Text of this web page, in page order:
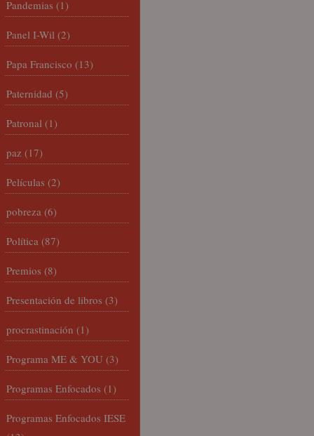
Pandemias (1)
Panel I-Wil (2)
Papa Francisco (13)
Paternidad (5)
Patronal (1)
paz (17)
Películas (2)
pobreza (6)
Política (87)
Premios (8)
Presentación de libros (3)
procrastinación (1)
Programa ME & YOU (3)
Programas Enfocados (1)
Programas Enfocados IESE